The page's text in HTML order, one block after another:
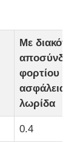
Με διακόπτη
φορτίου
ασφάλειας
λωρίδα
0.4